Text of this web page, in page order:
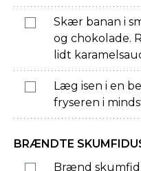
Skær banan i
og chokolade.
lidt
Læg isen i en
fryseren i
BRÆNDTE
Brænd